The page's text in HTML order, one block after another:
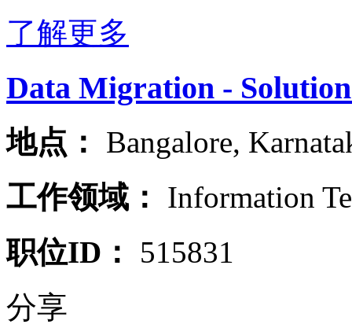
了解更多
Data Migration -
地点： Bangalore,
工作领域： Information
职位ID： 515831
分享